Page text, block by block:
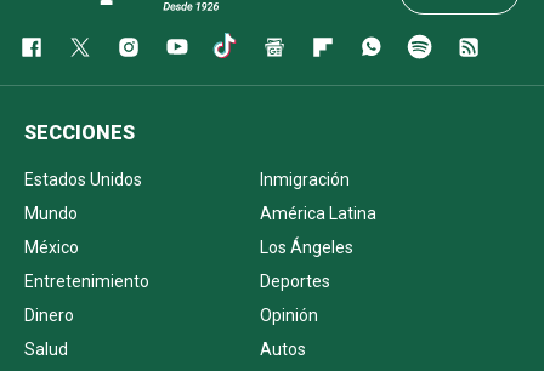
SECCIONES
Estados Unidos
Inmigración
Mundo
América Latina
México
Los Ángeles
Entretenimiento
Deportes
Dinero
Opinión
Salud
Autos